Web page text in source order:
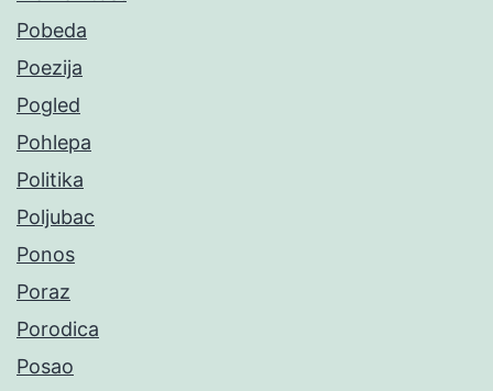
Pobeda
Poezija
Pogled
Pohlepa
Politika
Poljubac
Ponos
Poraz
Porodica
Posao